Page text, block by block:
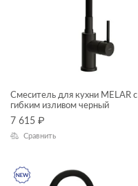
MODUO SLIM
MONOLITH
NATURE
NIKE
Смеситель для кухни MELAR с
гибким изливом черный
7 615 ₽
Сравнить